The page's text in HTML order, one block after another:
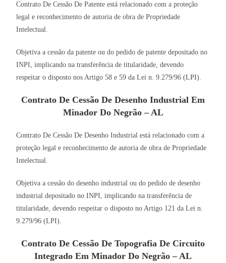
Contrato De Cessão De Patente está relacionado com a proteção
legal e reconhecimento de autoria de obra de Propriedade
Intelectual.
Objetiva a cessão da patente ou do pedido de patente depositado no
INPI, implicando na transferência de titularidade, devendo
respeitar o disposto nos Artigo 58 e 59 da Lei n. 9.279/96 (LPI).
Contrato De Cessão De Desenho Industrial Em
Minador Do Negrão – AL
Contrato De Cessão De Desenho Industrial está relacionado com a
proteção legal e reconhecimento de autoria de obra de Propriedade
Intelectual.
Objetiva a cessão do desenho industrial ou do pedido de desenho
industrial depositado no INPI, implicando na transferência de
titularidade, devendo respeitar o disposto no Artigo 121 da Lei n.
9.279/96 (LPI).
Contrato De Cessão De Topografia De Circuito
Integrado Em Minador Do Negrão – AL